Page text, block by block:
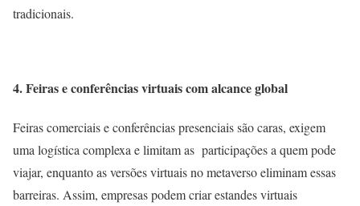
tradicionais.
4. Feiras e conferências virtuais com alcance global
Feiras comerciais e conferências presenciais são caras, exigem
uma logística complexa e limitam as participações a quem pode
viajar, enquanto as versões virtuais no metaverso eliminam essas
barreiras. Assim, empresas podem criar estandes virtuais